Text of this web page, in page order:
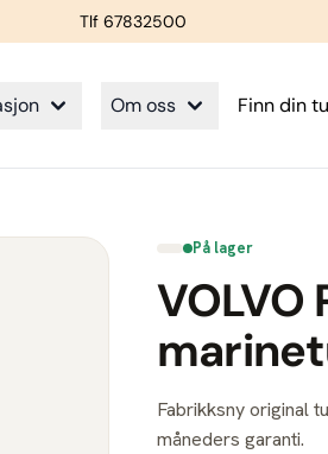
Tlf 67832500
Om oss Finn din
På lager
VOLVO
Fabrikksny original
måneders garanti.